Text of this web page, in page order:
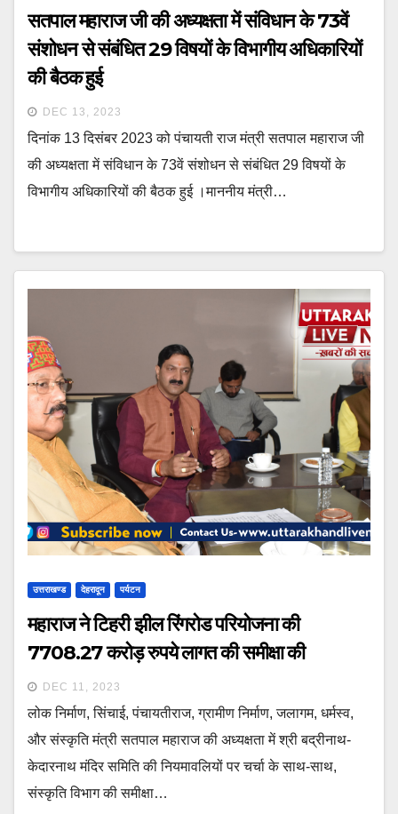
सतपाल महाराज जी की अध्यक्षता में संविधान के 73वें
संशोधन से संबंधित 29 विषयों के विभागीय अधिकारियों
की बैठक हुई
DEC 13, 2023
दिनांक 13 दिसंबर 2023 को पंचायती राज मंत्री सतपाल महाराज जी
की अध्यक्षता में संविधान के 73वें संशोधन से संबंधित 29 विषयों के
विभागीय अधिकारियों की बैठक हुई ।माननीय मंत्री…
उत्तराखण्ड देहरादून पर्यटन
महाराज ने टिहरी झील रिंगरोड परियोजना की
7708.27 करोड़ रुपये लागत की समीक्षा की
DEC 11, 2023
लोक निर्माण, सिंचाई, पंचायतीराज, ग्रामीण निर्माण, जलागम, धर्मस्व,
और संस्कृति मंत्री सतपाल महाराज की अध्यक्षता में श्री बद्रीनाथ-
केदारनाथ मंदिर समिति की नियमावलियों पर चर्चा के साथ-साथ,
संस्कृति विभाग की समीक्षा…